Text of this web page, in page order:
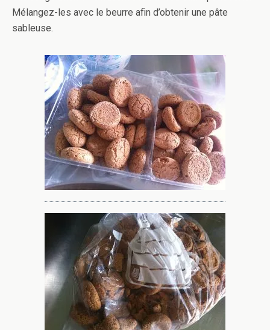
Mélangez-les avec le beurre afin d’obtenir une pâte
sableuse.